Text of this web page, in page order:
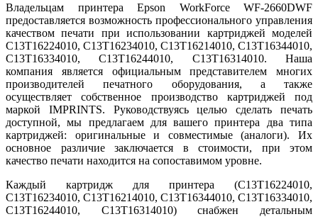
Владельцам принтера Epson WorkForce WF-2660DWF
предоставляется возможность профессионального управления
качеством печати при использовании картриджей моделей
C13T16224010, C13T16234010, C13T16214010, C13T16344010,
C13T16334010, C13T16244010, C13T16314010. Наша
компания является официальным представителем многих
производителей печатного оборудования, а также
осуществляет собственное производство картриджей под
маркой IMPRINTS. Руководствуясь целью сделать печать
доступной, мы предлагаем для вашего принтера два типа
картриджей: оригинальные и совместимые (аналоги). Их
основное различие заключается в стоимости, при этом
качество печати находится на сопоставимом уровне.
Каждый картридж для принтера (C13T16224010,
C13T16234010, C13T16214010, C13T16344010, C13T16334010,
C13T16244010, C13T16314010) снабжен детальным